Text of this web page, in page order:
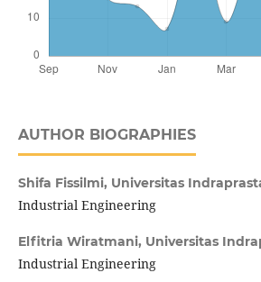
AUTHOR BIOGRAPHIES
Shifa Fissilmi, Universitas
Industrial Engineering
Elfitria Wiratmani, Universitas
Industrial Engineering